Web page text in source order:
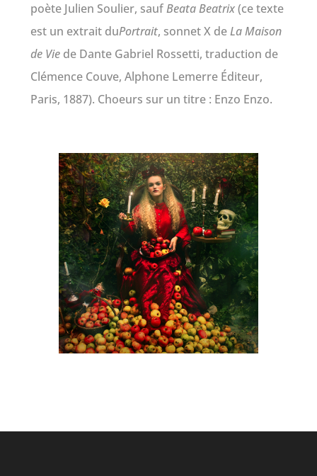
poète Julien Soulier, saufBeata Beatrix(ce texte
est un extrait duPortrait, sonnet X deLa Maison
de Viede Dante Gabriel Rossetti, traduction de
Clémence Couve, Alphone Lemerre Éditeur,
Paris, 1887). Choeurs sur un titre : Enzo Enzo.